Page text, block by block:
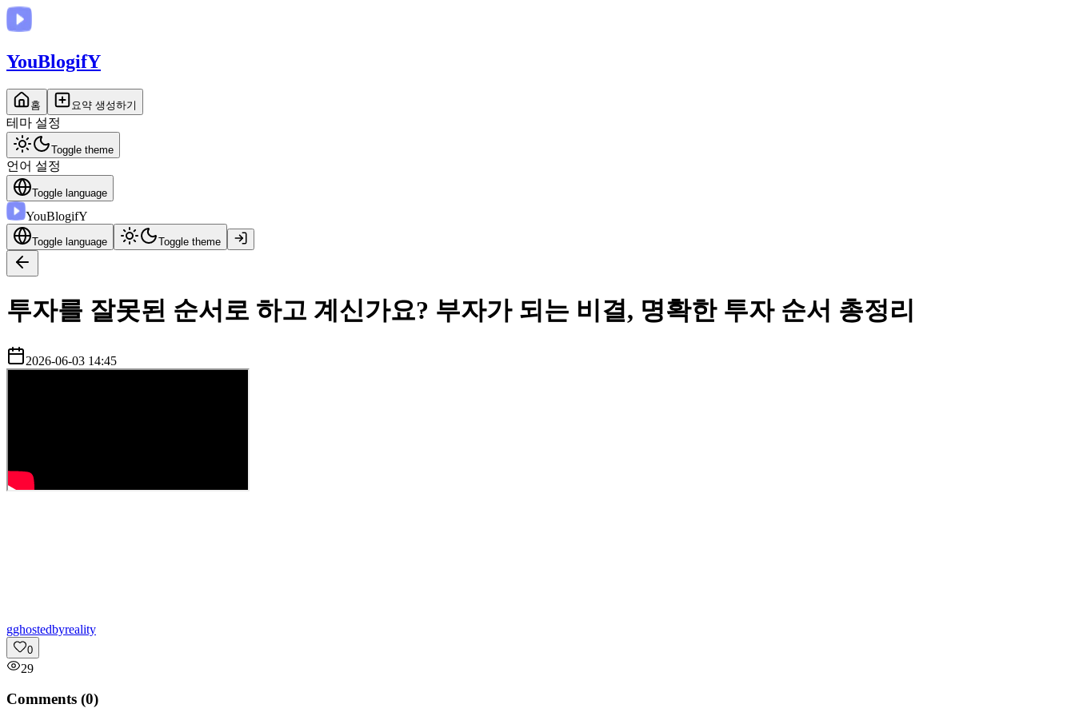
YouBlogifY
홈 요약 생성하기
테마 설정
Toggle theme
언어 설정
Toggle language
YouBlogifY
Toggle language Toggle theme
투자를 잘못된 순서로 하고 계신가요? 부자가 되는 비결, 명확한 투자 순서 총정리
2026-06-03 14:45
gghostedbyreality
0
29
Comments (0)